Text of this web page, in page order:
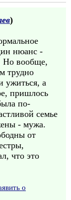
)
нюанс -
Но вообще,
трудно
ужиться, а
пришлось
по-
семье
- мужа.
от
что это
о